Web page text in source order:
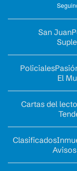
San Juan
Policiales
El
Cartas del
Clasificados